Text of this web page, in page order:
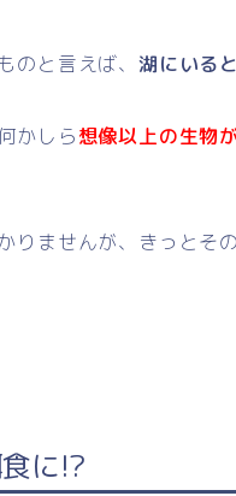
のと言えば、 湖にいる
かしら想像以上の生物
りませんが、きっとそ
に!?